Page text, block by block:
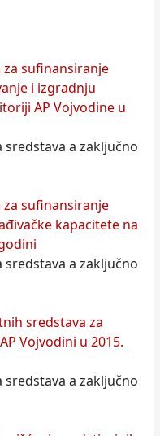
sufinansiranje
i izgradnju
AP Vojvodine u
a zaključno
sufinansiranje
kapacitete na
a zaključno
sredstava za
Vojvodini u 2015.
a zaključno